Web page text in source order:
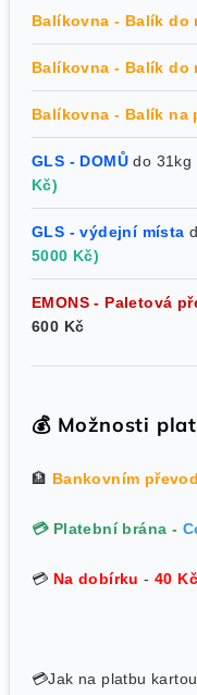
Balíkovna - Balík do
Balíkovna - Balík do
Balíkovna - Balík na
GLS - DOMŮ do 31kg
Kč)
GLS - výdejní místa
5000 Kč)
EMONS - Paletová
600 Kč
💰 Možnosti
🏦 Bankovním
💳 Platební brána -
💳 Na dobírku- 40 Kč
💳Jak na platbu